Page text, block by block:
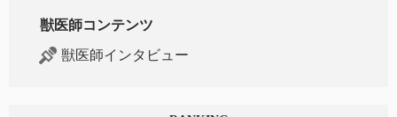
獣医師コンテンツ
獣医師インタビュー